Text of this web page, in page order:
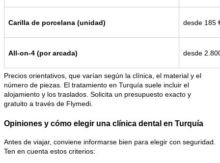
Carilla de porcelana (unidad) desde 185
All-on-4 (por arcada) desde
Precios orientativos, que varían según la clínica, el material y el
número de piezas. El tratamiento en Turquía suele incluir el
alojamiento y los traslados. Solicita un presupuesto exacto y
gratuito a través de Flymedi.
Opiniones y cómo elegir una clínica dental en Turquía
Antes de viajar, conviene informarse bien para elegir con seguridad.
Ten en cuenta estos criterios: